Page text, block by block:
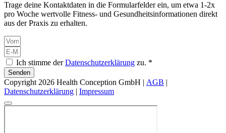
Trage deine Kontaktdaten in die Formularfelder ein, um etwa 1-2x
pro Woche wertvolle Fitness- und Gesundheitsinformationen direkt
aus der Praxis zu erhalten.
Ich stimme derDatenschutzerklärung zu. *
Senden
Copyright 2026 Health Conception GmbH | AGB
Datenschutzerklärung
Impressum